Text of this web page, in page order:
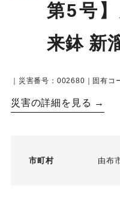
第5号
来鉢 新
｜災害番号：002680｜固有
災害の詳細を見る →
市町村 由布